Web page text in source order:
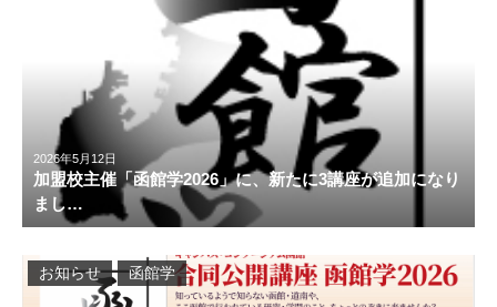
2026年5月12日
加盟校主催「函館学2026」に、新たに3講座が追加になり
まし…
お知らせ 函館学